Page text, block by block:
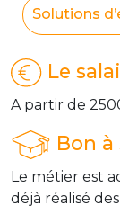
Solutions
Le
A partir de
Bon à
Le métier est
déjà réalisé